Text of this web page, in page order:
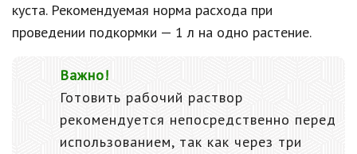
куста. Рекомендуемая норма расхода при
проведении подкормки — 1 л на одно растение.
Важно!
Готовить рабочий раствор
рекомендуется непосредственно перед
использованием, так как через три